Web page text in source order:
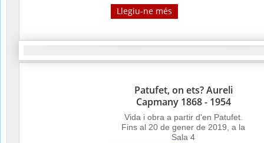
Llegiu-ne més
Patufet, on ets? Aureli
Capmany 1868 - 1954
Vida i obra a partir d'en Patufet.
Fins al 20 de gener de 2019, a la
Sala 4